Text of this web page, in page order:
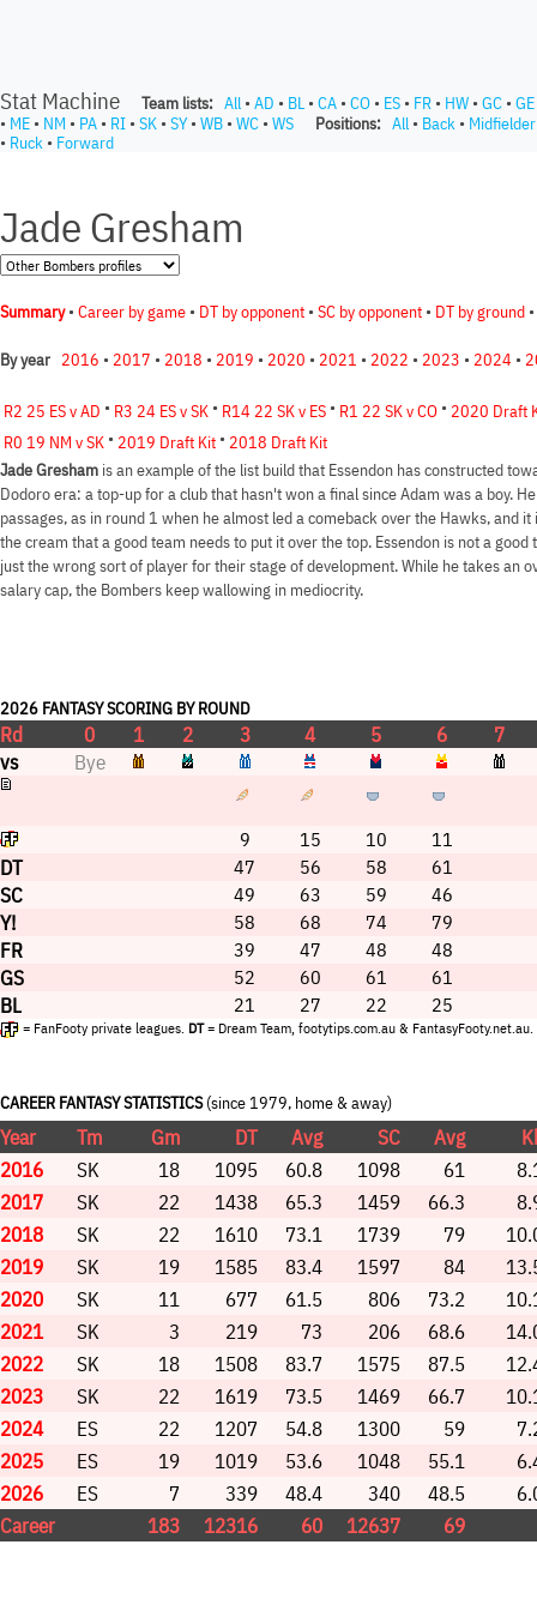
Stat Machine Team lists: All • AD • BL • CA • CO • ES • FR • HW • GC • GE
• ME • NM • PA • RI • SK • SY• WB • WC • WS Positions: All • Back • Midfielder
• Ruck • Forward